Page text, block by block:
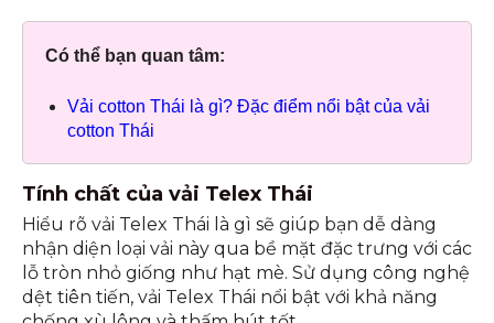
Có thể bạn quan tâm:
Vải cotton Thái là gì? Đặc điểm nổi bật của vải
cotton Thái
Tính chất của vải Telex Thái
Hiểu rõ vải Telex Thái là gì sẽ giúp bạn dễ dàng
nhận diện loại vải này qua bề mặt đặc trưng với các
lỗ tròn nhỏ giống như hạt mè. Sử dụng công nghệ
dệt tiên tiến, vải Telex Thái nổi bật với khả năng